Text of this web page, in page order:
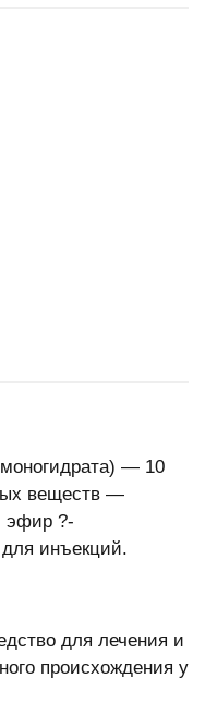
— 10
веществ —
эфир ?-
инъекций.
для лечения и
происхождения у